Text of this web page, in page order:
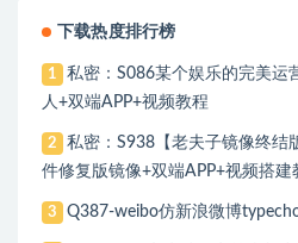
下载热度排行榜
1
私密：S086某个娱乐的完美运
人+双端APP+视频教程
2
私密：S938【老夫子镜像终结
件修复版镜像+双端APP+视频搭建
3 Q387-weibo仿新浪微博